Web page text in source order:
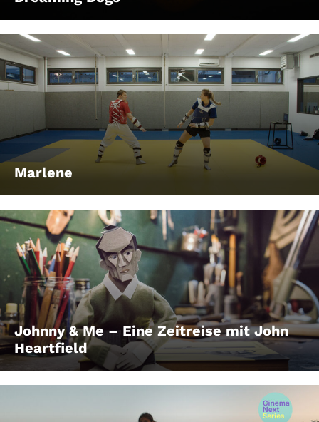
Marlene
Johnny & Me – Eine Zeitreise mit John
Heartfield